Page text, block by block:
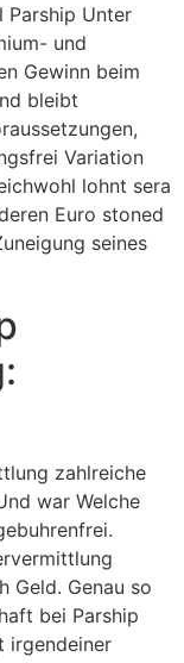
Parship Unter
und
Gewinn beim
bleibt
Variation
lohnt sera
Euro stoned
seines
zahlreiche
war Welche
Geld. Genau so
bei Parship
irgendeiner